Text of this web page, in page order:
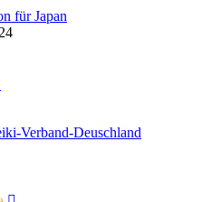
für Japan
Verband-Deuschland